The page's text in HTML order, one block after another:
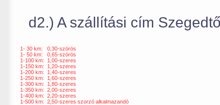
d2.) A szállítási cím
1- 30 km: 0,30-szörös
1- 50 km: 0,65-szörös
1-100 km: 1,00-szeres
1-150 km: 1,20-szeres
1-200 km: 1,40-szeres
1-250 km: 1,60-szeres
1-300 km: 1,80-szeres
1-350 km: 2,00-szeres
1-400 km: 2,20-szeres
1-500 km: 2,50-szeres szorzó alkalmazandó